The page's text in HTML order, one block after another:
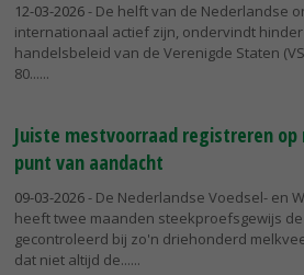
12-03-2026- De helft van de Nederlandse
internationaal actief zijn, ondervindt
handelsbeleid van de Verenigde Staten
80...
Juiste mestvoorraad registreren
punt van aandacht
09-03-2026- De Nederlandse Voedsel- en
heeft twee maanden steekproefsgewijs
gecontroleerd bij zo'n driehonderd
dat niet altijd de...